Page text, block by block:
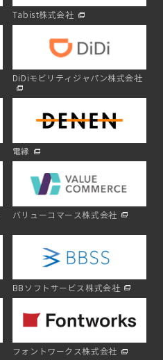
Tabist株式会社
DiDiモビリティジャパン株式会社
電縁
バリューコマース株式会社
BBソフトサービス株式会社
フォントワークス株式会社